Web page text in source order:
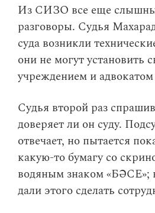
Из СИЗО все еще
разговоры. Судья
суда возникли
они не могут установить
учреждением и
Судья второй раз
доверяет ли он суду.
отвечает, но пытается
какую-то бумагу со
водяным знаком «БӘСЕ»;
дали этого сделать